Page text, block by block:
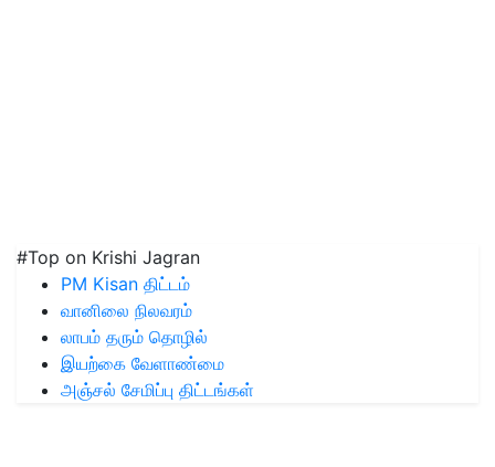
#Top on Krishi Jagran
PM Kisan திட்டம்
வானிலை நிலவரம்
லாபம் தரும் தொழில்
இயற்கை வேளாண்மை
அஞ்சல் சேமிப்பு திட்டங்கள்